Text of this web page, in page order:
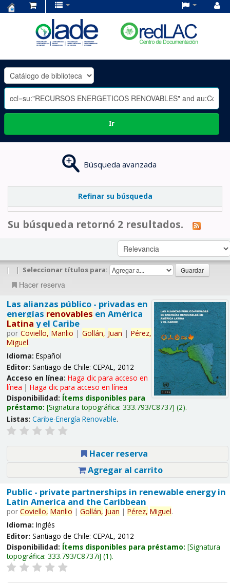
OLADE
-
Ir
Búsqueda avanzada
Refinar su búsqueda
Su búsqueda retornó 2 resultados.
| | Seleccionar títulos para:
Hacer reserva
Las alianzas público - privadas en
energías renovables en América
Latina y el Caribe
por Coviello, Manlio | Gollán, Juan | Pérez,
Miguel.
Idioma: Español
Editor: Santiago de Chile: CEPAL, 2012
Acceso en línea: Haga clic para acceso en
línea | Haga clic para acceso en línea
Disponibilidad: Ítems disponibles para
préstamo: Signatura topográfica: 333.793/C8737 (2).
Listas: Caribe-Energía Renovable.
Hacer reserva
Agregar al carrito
Public - private partnerships in renewable energy in
Latin America and the Caribbean
por Coviello, Manlio | Gollán, Juan | Pérez, Miguel.
Idioma: Inglés
Editor: Santiago de Chile: CEPAL, 2012
Disponibilidad: Ítems disponibles para préstamo: Signatura
topográfica: 333.793/C8737i (1).